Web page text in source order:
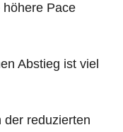
Pace
Abstieg ist viel
der reduzierten